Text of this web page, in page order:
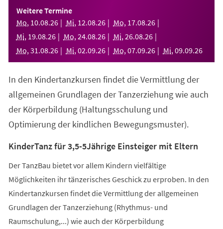
einem
neuen
Tab)
Weitere Termine
Mo, 10.08.26 Mi, 12.08.26 Mo, 17.08.26
Mi, 19.08.26 Mo, 24.08.26 Mi, 26.08.26
Mo, 31 .08.26 Mi, 02.09.26 Mo, 07.09.26 Mi, 09.09.26
In den Kindertanzkursen findet die Vermittlung der
allgemeinen Grundlagen der Tanzerziehung wie auch
der Körperbildung (Haltungsschulung und
Optimierung der kindlichen Bewegungsmuster).
KinderTanz für 3,5-5Jährige Einsteiger mit Eltern
Der TanzBau bietet vor allem Kindern vielfältige
Möglichkeiten ihr tänzerisches Geschick zu erproben. In den
Kindertanzkursen findet die Vermittlung der allgemeinen
Grundlagen der Tanzerziehung (Rhythmus- und
Raumschulung,...) wie auch der Körperbildung